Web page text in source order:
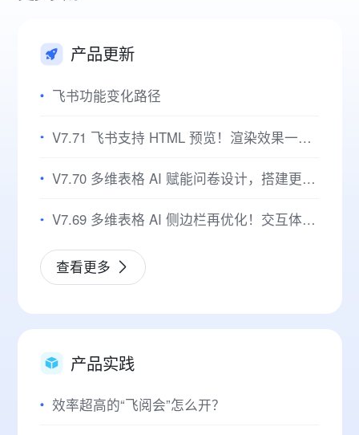
产品更新
飞书功能变化路径
V7.71 飞书支持 HTML 预览！渲染效果一目了然，视图切换灵活高效！
V7.70 多维表格 AI 赋能问卷设计，搭建更省心，编辑更智能！
V7.69 多维表格 AI 侧边栏再优化！交互体验升级，办公事半功倍！
查看更多
产品实践
效率超高的“飞阅会”怎么开？